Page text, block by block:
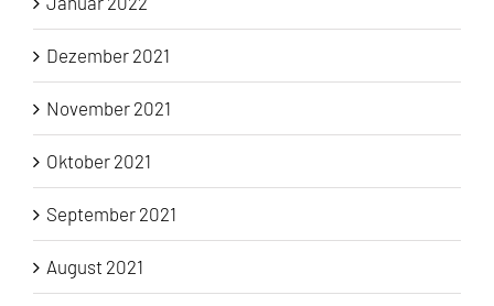
Dezember 2021
November 2021
Oktober 2021
September 2021
August 2021